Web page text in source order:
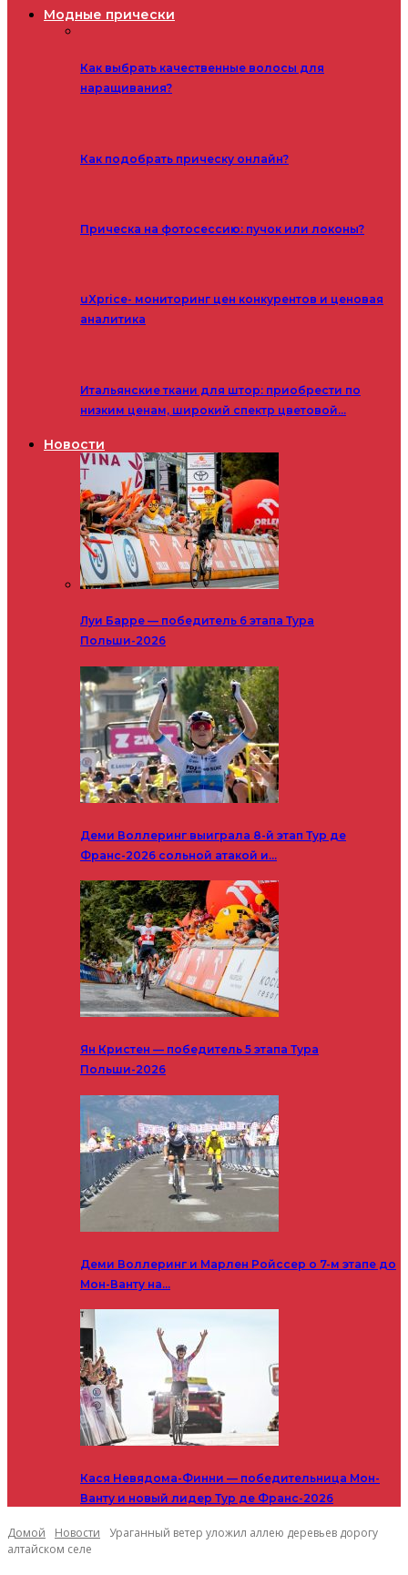
Модные прически
Как выбрать качественные волосы для
наращивания?
Как подобрать прическу онлайн?
Прическа на фотосессию: пучок или локоны?
uXprice- мониторинг цен конкурентов и ценовая
аналитика
Итальянские ткани для штор: приобрести по
низким ценам, широкий спектр цветовой…
Новости
Луи Барре — победитель 6 этапа Тура
Польши-2026
Деми Воллеринг выиграла 8-й этап Тур де
Франс-2026 сольной атакой и…
Ян Кристен — победитель 5 этапа Тура
Польши-2026
Деми Воллеринг и Марлен Ройссер о 7-м этапе до
Мон-Ванту на…
Кася Невядома-Финни — победительница Мон-
Ванту и новый лидер Тур де Франс-2026
Домой Новости
Ураганный ветер уложил аллею деревьев дорогу
алтайском селе